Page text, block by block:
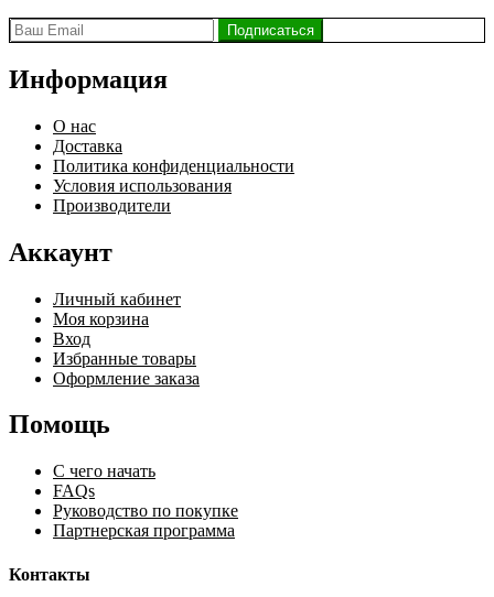
Информация
О нас
Доставка
Политика конфиденциальности
Условия использования
Производители
Аккаунт
Личный кабинет
Моя корзина
Вход
Избранные товары
Оформление заказа
Помощь
С чего начать
FAQs
Руководство по покупке
Партнерская программа
Контакты